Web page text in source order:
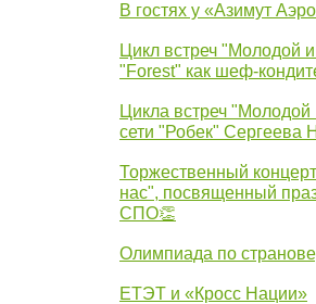
В гостях у «Азимут
Цикл встреч "Молодой
"Forest" как шеф-
Цикла встреч
сети "Робек" Сергеева
Торжественный
нас", посвященный
СПО👏
Олимпиада по
ЕТЭТ и «Кросс Нации»